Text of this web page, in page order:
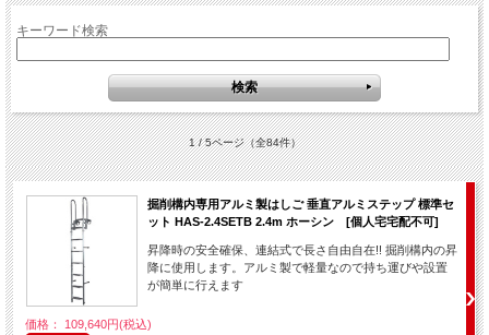
キーワード検索
1 / 5ページ（全84件）
掘削構内専用アルミ製はしご 垂直アルミステップ 標準セ
ット HAS-2.4SETB 2.4m ホーシン [個人宅宅配不可]
昇降時の安全確保、連結式で長さ自由自在!! 掘削構内の昇
降に使用します。アルミ製で軽量なので持ち運びや設置
が簡単に行えます
価格： 109,640円(税込)